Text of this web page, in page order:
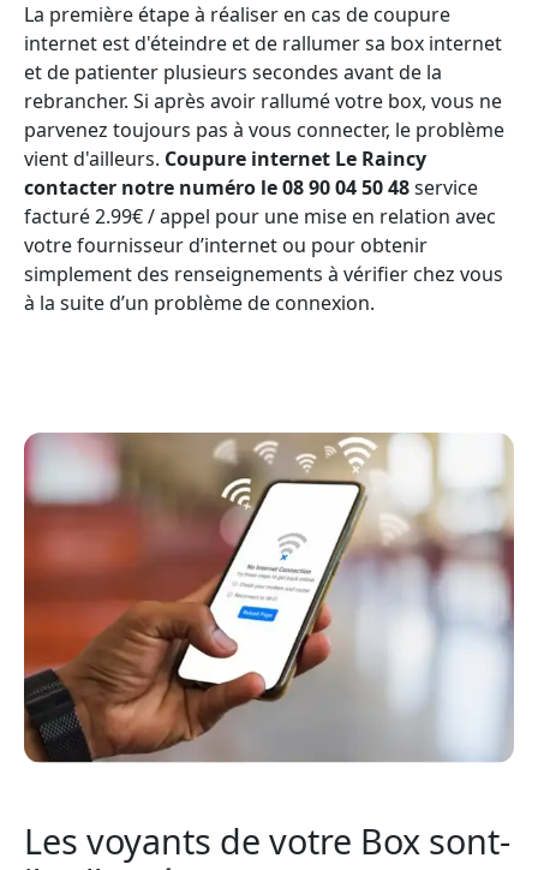
La première étape à réaliser en cas de coupure
internet est d'éteindre et de rallumer sa box internet
et de patienter plusieurs secondes avant de la
rebrancher. Si après avoir rallumé votre box, vous ne
parvenez toujours pas à vous connecter, le problème
vient d'ailleurs. Coupure internet Le Raincy
contacter notre numéro le 08 90 04 50 48service
facturé 2.99€ / appel pour une mise en relation avec
votre fournisseur d’internet ou pour obtenir
simplement des renseignements à vérifier chez vous
à la suite d’un problème de connexion.
Les voyants de votre Box sont-